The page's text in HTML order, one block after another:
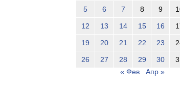
5 6 7 8 9
12 13 14 15 16
19 20 21 22 23
26 27 28 29 30
« Фев
Апр »